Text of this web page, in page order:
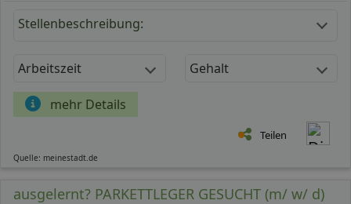
Stellenbeschreibung:
Arbeitszeit Gehalt
mehr Details
Teilen
Quelle: meinestadt.de
ausgelernt? PARKETTLEGER GESUCHT (m/ w/ d)